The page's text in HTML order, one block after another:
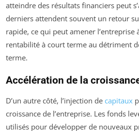
atteindre des résultats financiers peut
derniers attendent souvent un retour
rapide, ce qui peut amener l’entreprise
rentabilité à court terme au détriment
terme.
Accélération de la
D’un autre côté, l’injection de capitaux
croissance de l’entreprise. Les fonds
utilisés pour développer de nouveaux